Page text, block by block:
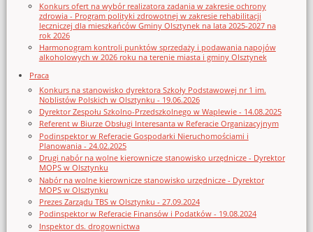
Konkurs ofert na wybór realizatora zadania w zakresie ochrony
zdrowia - Program polityki zdrowotnej w zakresie rehabilitacji
leczniczej dla mieszkańców Gminy Olsztynek na lata 2025-2027 na
rok 2026
Harmonogram kontroli punktów sprzedaży i podawania napojów
alkoholowych w 2026 roku na terenie miasta i gminy Olsztynek
Praca
Konkurs na stanowisko dyrektora Szkoły Podstawowej nr 1 im.
Noblistów Polskich w Olsztynku - 19.06.2026
Dyrektor Zespołu Szkolno-Przedszkolnego w Waplewie - 14.08.2025
Referent w Biurze Obsługi Interesanta w Referacie Organizacyjnym
Podinspektor w Referacie Gospodarki Nieruchomościami i
Planowania - 24.02.2025
Drugi nabór na wolne kierownicze stanowisko urzędnicze - Dyrektor
MOPS w Olsztynku
Nabór na wolne kierownicze stanowisko urzędnicze - Dyrektor
MOPS w Olsztynku
Prezes Zarządu TBS w Olsztynku - 27.09.2024
Podinspektor w Referacie Finansów i Podatków - 19.08.2024
Inspektor ds. drogownictwa